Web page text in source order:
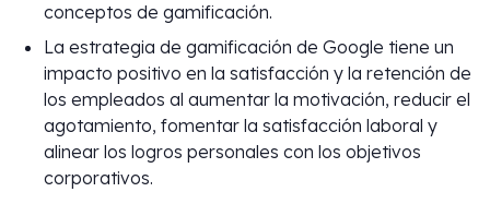
conceptos de gamificación.
La estrategia de gamificación de Google tiene un
impacto positivo en la satisfacción y la retención de
los empleados al aumentar la motivación, reducir el
agotamiento, fomentar la satisfacción laboral y
alinear los logros personales con los objetivos
corporativos.